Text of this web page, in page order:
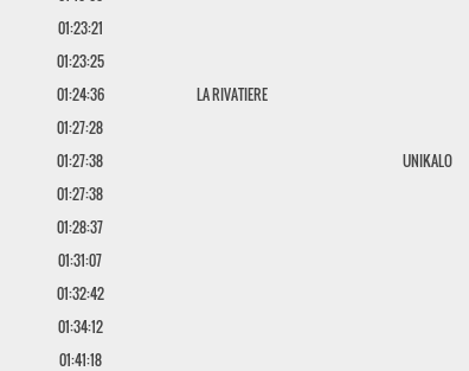
01:23:21
01:23:25
01:24:36
LA RIVATIERE
01:27:28
01:27:38
UNIKALO
01:27:38
01:28:37
01:31:07
01:32:42
01:34:12
01:41:18